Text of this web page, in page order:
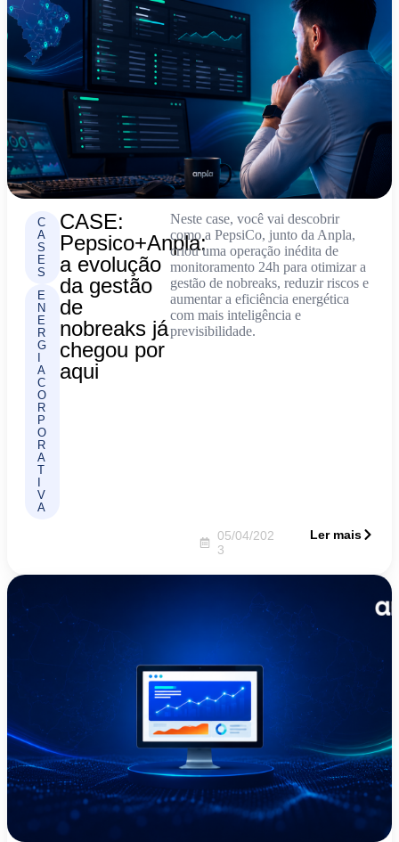
C
A
S
E
S
E
N
E
R
G
A
C
O
R
P
O
R
A
T
V
A
CASE:
Pepsico+Anpla:
a evolução
da gestão
de
nobreaks já
chegou por
aqui
Neste case, você vai descobrir
como a PepsiCo, junto da Anpla,
criou uma operação inédita de
monitoramento 24h para otimizar a
gestão de nobreaks, reduzir riscos e
aumentar a eficiência energética
com mais inteligência e
previsibilidade.
05/04/202
3
Ler mais